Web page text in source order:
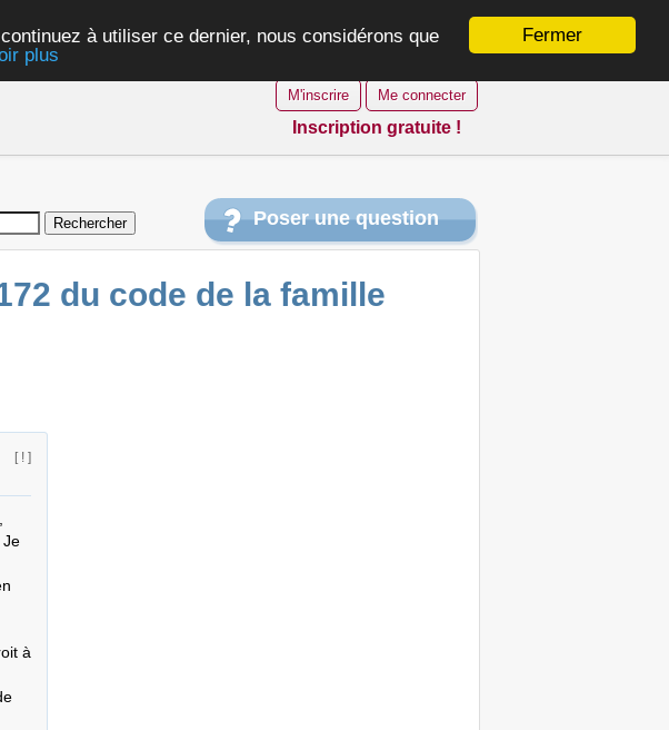
Fermer
à utiliser ce dernier, nous considérons que
plus
M'inscrire Me connecter
Inscription gratuite !
Poser une question
du code de la famille
[ ! ]
à